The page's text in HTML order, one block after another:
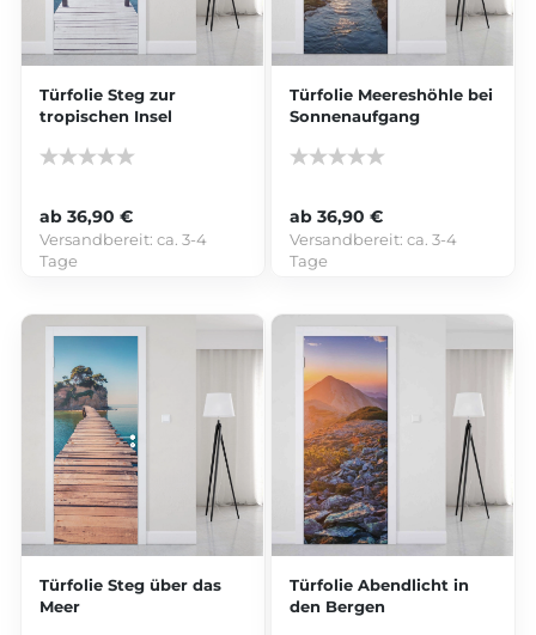
Türfolie Steg zur
tropischen Insel
ab 36,90 €
Versandbereit:ca. 3-4
Tage
Türfolie Meereshöhle bei
Sonnenaufgang
ab 36,90 €
Versandbereit:ca. 3-4
Tage
Türfolie Steg über das
Meer
Türfolie Abendlicht in
den Bergen